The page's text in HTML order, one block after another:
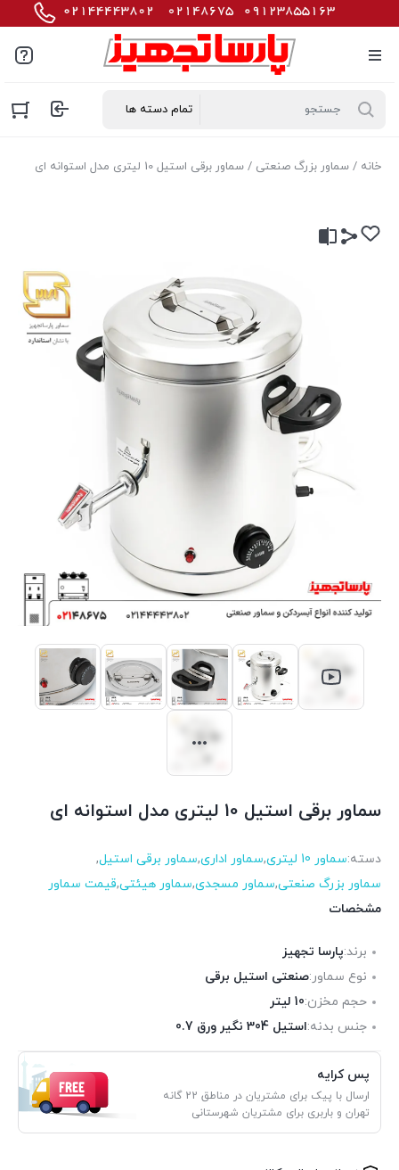
خانه / سماور بزرگ صنعتی / سماور برقی استیل 10 لیتری مدل استوانه ای
سماور برقی استیل 10 لیتری مدل استوانه ای
دسته:سماور 10 لیتری ,سماور اداری,سماور برقی استیل,
سماور بزرگ صنعتی,سماور مسجدی,سماور هیئتی,قیمت سماور
مشخصات
برند:پارسا تجهیز
نوع سماور:صنعتی استیل برقی
حجم مخزن:10 لیتر
جنس بدنه:استیل 304 نگیر ورق 0.7
پس کرایه
ارسال با پیک برای مشتریان در مناطق 22 گانه
تهران و باربری برای مشتریان شهرستانی